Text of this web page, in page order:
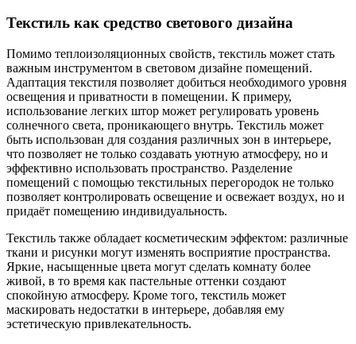
Текстиль как средство светового дизайна
Помимо теплоизоляционных свойств, текстиль может стать
важным инструментом в световом дизайне помещений.
Адаптация текстиля позволяет добиться необходимого уровня
освещения и приватности в помещении. К примеру,
использование легких штор может регулировать уровень
солнечного света, проникающего внутрь. Текстиль может
быть использован для создания различных зон в интерьере,
что позволяет не только создавать уютную атмосферу, но и
эффективно использовать пространство. Разделение
помещений с помощью текстильных перегородок не только
позволяет контролировать освещение и освежает воздух, но и
придаёт помещению индивидуальность.
Текстиль также обладает косметическим эффектом: различные
ткани и рисунки могут изменять восприятие пространства.
Яркие, насыщенные цвета могут сделать комнату более
живой, в то время как пастельные оттенки создают
спокойную атмосферу. Кроме того, текстиль может
маскировать недостатки в интерьере, добавляя ему
эстетическую привлекательность.